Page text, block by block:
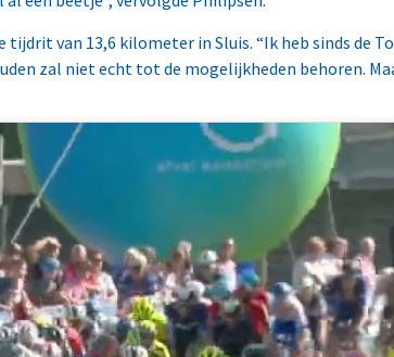
tijdrit van 13,6 kilometer in Sluis. “Ik heb sinds
zal niet echt tot de mogelijkheden behoren.